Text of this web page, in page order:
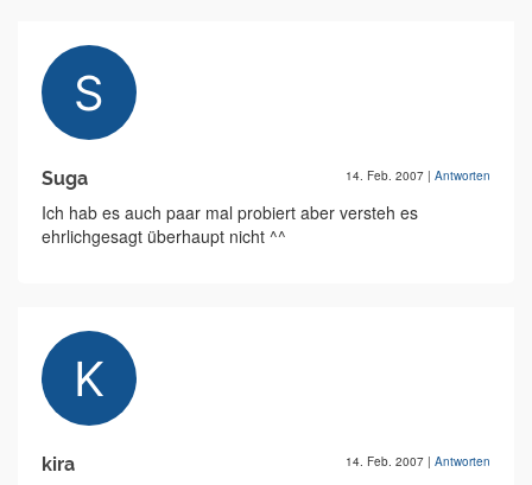
Suga 14. Feb. 2007 | Antworten
Ich hab es auch paar mal probiert aber versteh es
ehrlichgesagt überhaupt nicht ^^
kira 14. Feb. 2007 | Antworten